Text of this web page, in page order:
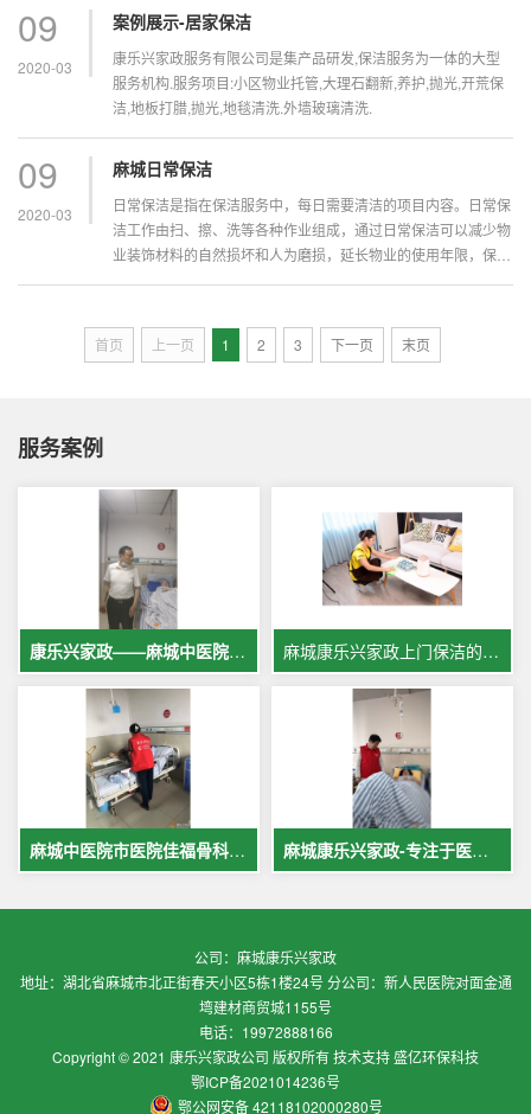
09
2020-03
案例展示-居家保洁
康乐兴家政服务有限公司是集产品研发,保洁服务为一体的大型
服务机构.服务项目:小区物业托管,大理石翻新,养护,抛光,开荒保
洁,地板打腊,抛光,地毯清洗.外墙玻璃清洗.
09
2020-03
麻城日常保洁
日常保洁是指在保洁服务中，每日需要清洁的项目内容。日常保
洁工作由扫、擦、洗等各种作业组成，通过日常保洁可以减少物
业装饰材料的自然损坏和人为磨损，延长物业的使用年限，保持
首页 上一页 1 2 3 下一页 末页
服务案例
康乐兴家政——麻城中医院专业护工服务，让爱与专业同行 麻城康乐兴家政上门保洁的案例
麻城中医院市医院佳福骨科医院铁路医院护工案例展示 麻城康乐兴家政-专注于医院护理，致力于打造全麻城优质护工护理
公司：麻城康乐兴家政
地址：湖北省麻城市北正街春天小区5栋1楼24号 分公司：新人民医院对面金通
塆建材商贸城1155号
电话：19972888166
Copyright © 2021 康乐兴家政公司 版权所有 技术支持 盛亿环保科技
鄂ICP备2021014236号
鄂公网安备 42118102000280号